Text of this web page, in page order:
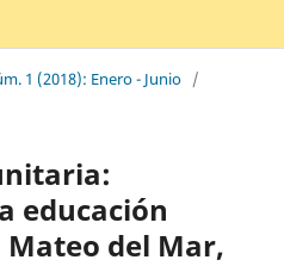
1 (2018): Enero - Junio /
educación
Mateo del Mar,